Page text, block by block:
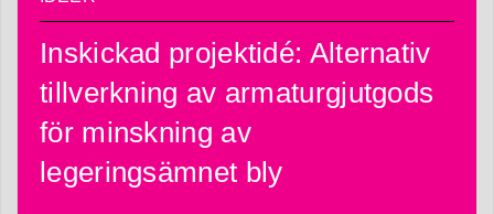
Inskickad projektidé: Alternativ
tillverkning av armaturgjutgods
för minskning av
legeringsämnet bly